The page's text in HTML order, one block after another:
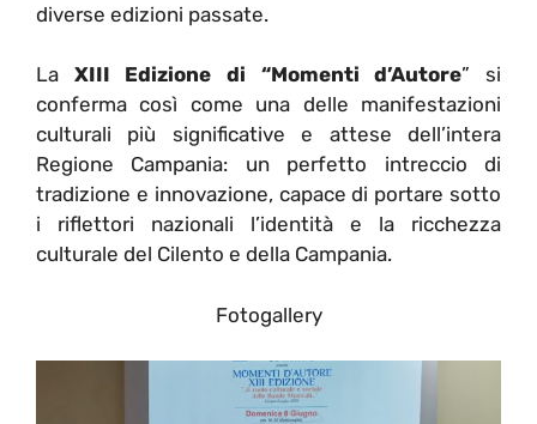
diverse edizioni passate.
La XIII Edizione di “Momenti d’Autore” si
conferma così come una delle manifestazioni
culturali più significative e attese dell’intera
Regione Campania: un perfetto intreccio di
tradizione e innovazione, capace di portare sotto
i riflettori nazionali l’identità e la ricchezza
culturale del Cilento e della Campania.
Fotogallery